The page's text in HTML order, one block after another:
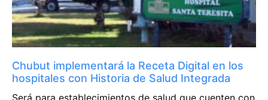
Chubut implementará la Receta Digital en los
hospitales con Historia de Salud Integrada